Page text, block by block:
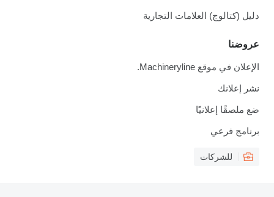
دليل (كتالوج) العلامات التجارية
عروضنا
الإعلان في موقع Machineryline.
نشر إعلانك
ضع ملصقًا إعلانيًا
برنامج فرعي
للشركات